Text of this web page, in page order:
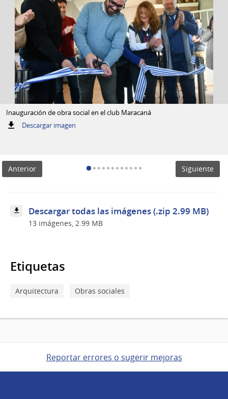
Inauguración de obra social en el club Maracaná
Descargar imagen:
Anterior Siguiente
Descargar todas las imágenes (.zip 2.99 MB)
13 imágenes, 2.99 MB
Etiquetas
Arquitectura Obras sociales
Reportar errores o sugerir mejoras